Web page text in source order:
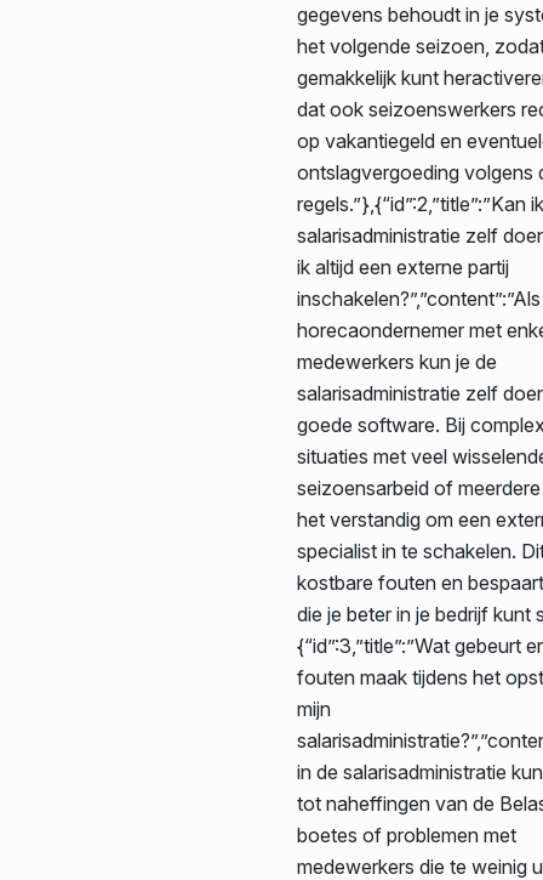
gegevens behoudt in je
het volgende seizoen,
gemakkelijk kunt
dat ook seizoenswerkers
op vakantiegeld en
ontslagvergoeding volgens
regels.”},{“id”:2,”title”:”Kan
salarisadministratie zelf
ik altijd een externe partij
horecaondernemer met
medewerkers kun je de
salarisadministratie zelf
goede software. Bij
situaties met veel
seizoensarbeid of
het verstandig om een
specialist in te schakelen.
kostbare fouten en
die je beter in je bedrijf kunt
{“id”:3,”title”:”Wat gebeurt
fouten maak tijdens het
mijn
in de salarisadministratie
tot naheffingen van de
boetes of problemen met
medewerkers die te weinig